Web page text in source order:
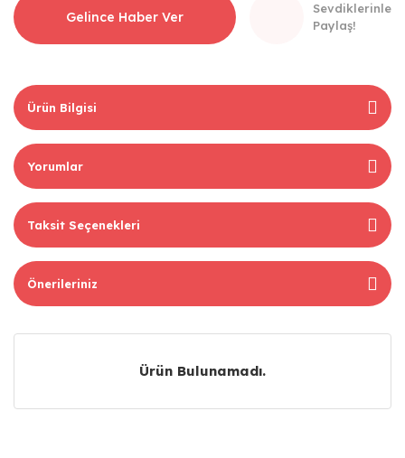
Gelince Haber Ver
Sevdiklerinle
Paylaş!
Ürün Bilgisi
Yorumlar
Taksit Seçenekleri
Önerileriniz
Ürün Bulunamadı.